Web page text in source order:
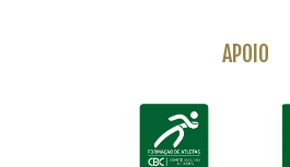
APOIO